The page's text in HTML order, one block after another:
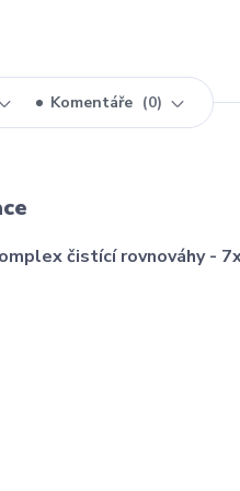
Komentáře 0
čistící rovnováhy -